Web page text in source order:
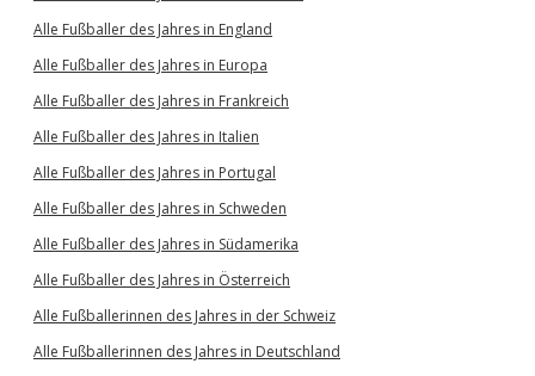
Alle Fußballer des Jahres in England
Alle Fußballer des Jahres in Europa
Alle Fußballer des Jahres in Frankreich
Alle Fußballer des Jahres in Italien
Alle Fußballer des Jahres in Portugal
Alle Fußballer des Jahres in Schweden
Alle Fußballer des Jahres in Südamerika
Alle Fußballer des Jahres in Österreich
Alle Fußballerinnen des Jahres in der Schweiz
Alle Fußballerinnen des Jahres in Deutschland